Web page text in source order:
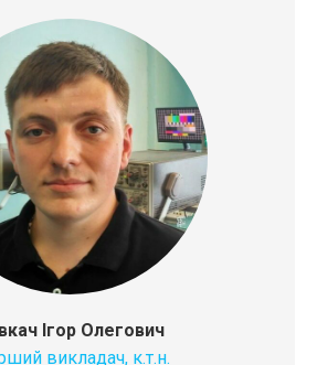
Ігор Олегович
викладач, к.т.н.